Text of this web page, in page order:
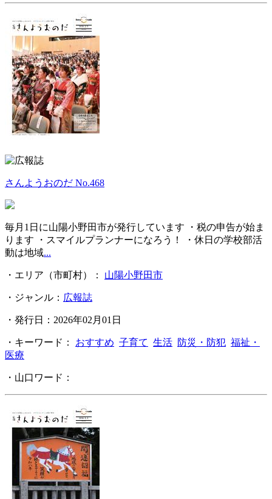
さんようおのだ No.468
毎月1日に山陽小野田市が発行しています ・税の申告が始ま
ります ・スマイルプランナーになろう！ ・休日の学校部活
動は地域...
・エリア（市町村）： 山陽小野田市
・ジャンル： 広報誌
・発行日：2026年02月01日
・キーワード： おすすめ 子育て 生活 防災・防犯 福祉・
医療
・山口ワード：